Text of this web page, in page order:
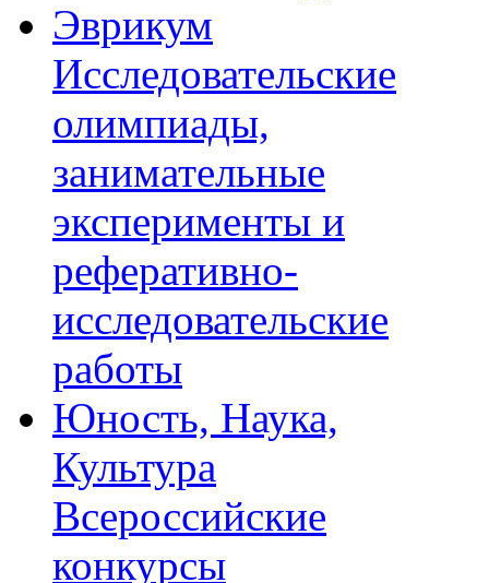
Эврикум
Исследовательские
олимпиады,
занимательные
эксперименты и
реферативно-
исследовательские
работы
Юность, Наука,
Культура
Всероссийские
конкурсы